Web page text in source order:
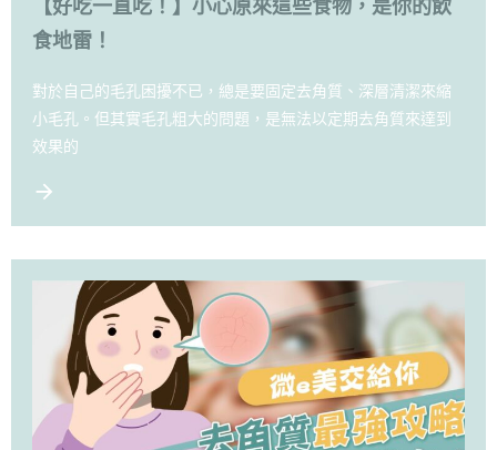
【好吃一直吃！】小心原來這些食物，是你的飲
食地雷！
對於自己的毛孔困擾不已，總是要固定去角質、深層清潔來縮
小毛孔。但其實毛孔粗大的問題，是無法以定期去角質來達到
效果的